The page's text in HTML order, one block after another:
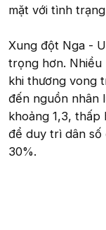
mặt với tình
Xung đột Nga -
trọng hơn.
khi thương vong
đến nguồn nhân
khoảng 1,3, thấp
để duy trì dân số
30%.